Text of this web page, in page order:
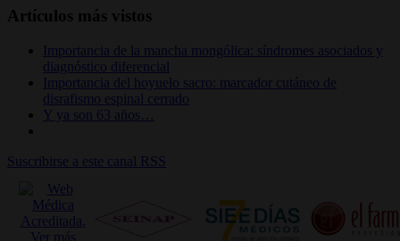
Artículos más vistos
Importancia de la mancha mongólica: síndromes asociados y
diagnóstico diferencial
Importancia del hoyuelo sacro: marcador cutáneo de
disrafismo espinal cerrado
Y ya son 63 años…
Suscribirse a este canal RSS